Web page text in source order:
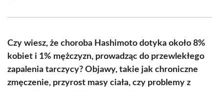
(Twitter)
Czy wiesz, że choroba Hashimoto dotyka około 8%
kobiet i 1% mężczyzn, prowadząc do przewlekłego
zapalenia tarczycy? Objawy, takie jak chroniczne
zmęczenie, przyrost masy ciała, czy problemy z